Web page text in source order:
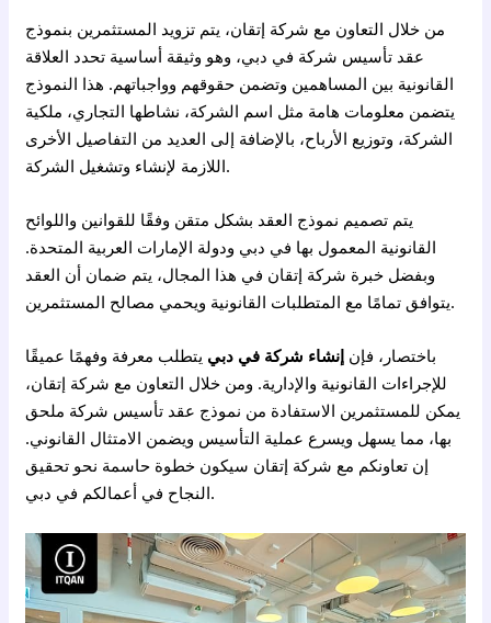
من خلال التعاون مع شركة إتقان، يتم تزويد المستثمرين بنموذج
عقد تأسيس شركة في دبي، وهو وثيقة أساسية تحدد العلاقة
القانونية بين المساهمين وتضمن حقوقهم وواجباتهم. هذا النموذج
يتضمن معلومات هامة مثل اسم الشركة، نشاطها التجاري، ملكية
الشركة، وتوزيع الأرباح، بالإضافة إلى العديد من التفاصيل الأخرى
اللازمة لإنشاء وتشغيل الشركة.
يتم تصميم نموذج العقد بشكل متقن وفقًا للقوانين واللوائح
القانونية المعمول بها في دبي ودولة الإمارات العربية المتحدة.
وبفضل خبرة شركة إتقان في هذا المجال، يتم ضمان أن العقد
يتوافق تمامًا مع المتطلبات القانونية ويحمي مصالح المستثمرين.
باختصار، فإن إنشاء شركة في دبي يتطلب معرفة وفهمًا عميقًا
للإجراءات القانونية والإدارية. ومن خلال التعاون مع شركة إتقان،
يمكن للمستثمرين الاستفادة من نموذج عقد تأسيس شركة ملحق
بها، مما يسهل ويسرع عملية التأسيس ويضمن الامتثال القانوني.
إن تعاونكم مع شركة إتقان سيكون خطوة حاسمة نحو تحقيق
النجاح في أعمالكم في دبي.